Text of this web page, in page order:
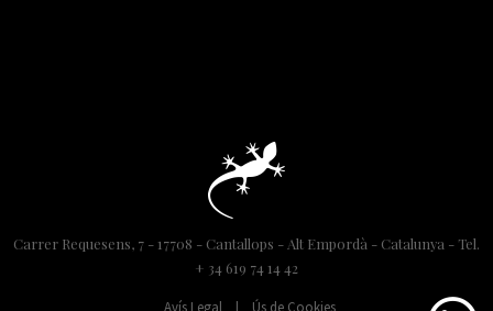
Carrer Requesens, 7 - 17708 - Cantallops - Alt Empordà - Catalunya - Tel.
+ 34 619 74 14 42
Avís Legal | Ús de Cookies